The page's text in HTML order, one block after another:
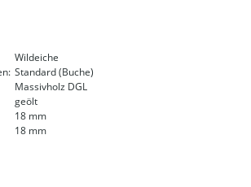
Wildeiche
Standard (Buche)
Massivholz DGL
geölt
18 mm
18 mm